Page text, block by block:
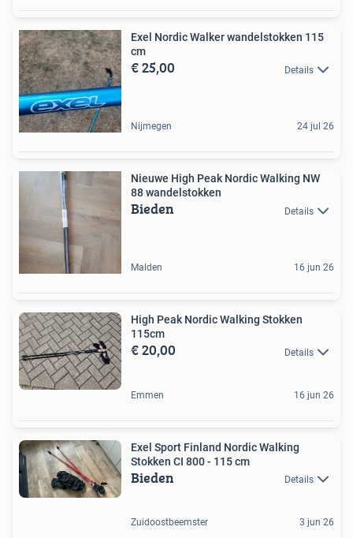
Exel Nordic Walker wandelstokken 115
cm
€ 25,00 Details
Nijmegen 24 jul 26
Nieuwe High Peak Nordic Walking NW
88 wandelstokken
Bieden Details
Malden 16 jun 26
High Peak Nordic Walking Stokken
115cm
€ 20,00 Details
Emmen 16 jun 26
Exel Sport Finland Nordic Walking
Stokken CI 800 - 115 cm
Bieden Details
Zuidoostbeemster 3 jun 26